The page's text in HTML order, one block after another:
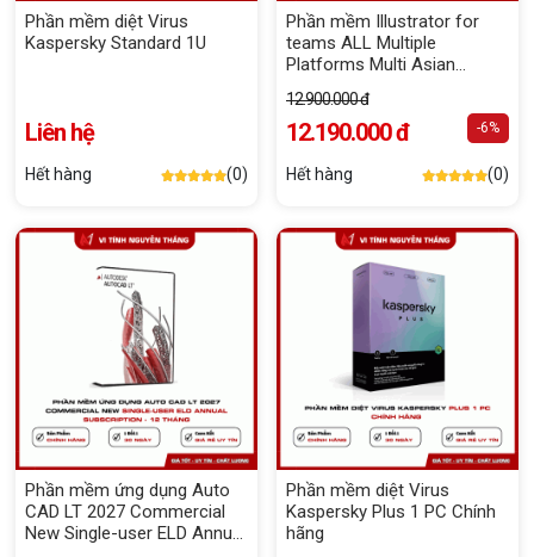
Phần mềm diệt Virus
Kaspersky Standard 1U
Liên hệ
Hết hàng (0)
Phần mềm Illustrator for
teams ALL Multiple
Platforms Multi Asian
New 12 months
12.900.000 đ
12.190.000 đ -6%
Hết hàng (0)
Phần mềm ứng dụng Auto
CAD LT 2027 Commercial
New Single-user ELD Annual
Phần mềm diệt Virus
Kaspersky Plus 1 PC Chính
hãng